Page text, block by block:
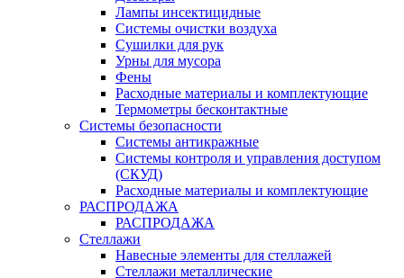
Лампы инсектицидные
Системы очистки воздуха
Сушилки для рук
Урны для мусора
Фены
Расходные материалы и комплектующие
Термометры бесконтактные
Системы безопасности
Системы антикражные
Системы контроля и управления доступом
(СКУД)
Расходные материалы и комплектующие
РАСПРОДАЖА
РАСПРОДАЖА
Стеллажи
Навесные элементы для стеллажей
Стеллажи металлические